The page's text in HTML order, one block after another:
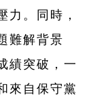
力。同時，
難解背景
績突破，一
來自保守黨